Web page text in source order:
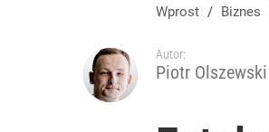
Umowy zlecenia i B2B pod
dodaj
Wprost / Biznes
Autor:
Piotr Olszewski